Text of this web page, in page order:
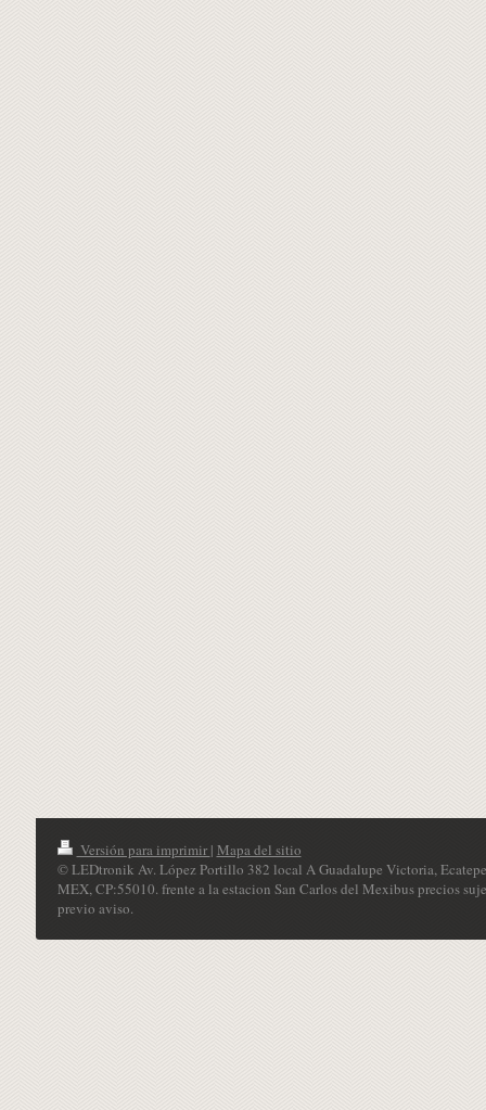
Versión para imprimir | Mapa del sitio
© LEDtronik Av. López Portillo 382 local A Guadalupe Victoria,
MEX, CP:55010. frente a la estacion San Carlos del Mexibus precios
previo aviso.